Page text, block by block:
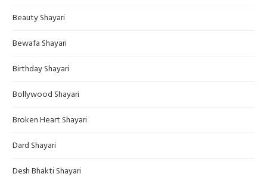
Beauty Shayari
Bewafa Shayari
Birthday Shayari
Bollywood Shayari
Broken Heart Shayari
Dard Shayari
Desh Bhakti Shayari